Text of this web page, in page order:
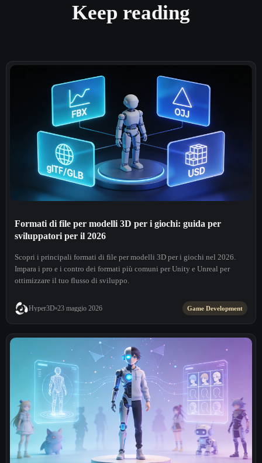
Keep reading
Formati di file per modelli 3D per i giochi: guida per
sviluppatori per il 2026
Scopri i principali formati di file per modelli 3D per i giochi nel 2026.
Impara i pro e i contro dei formati più comuni per Unity e Unreal per
ottimizzare il tuo flusso di sviluppo.
Hyper3D 23 maggio 2026 Game Development